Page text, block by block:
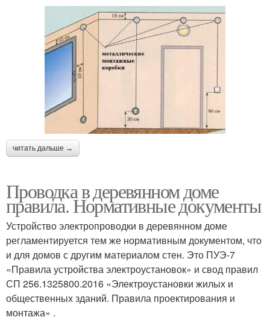
читать дальше →
Проводка в деревянном доме
правила. Нормативные документы
Устройство электропроводки в деревянном доме
регламентируется тем же нормативным документом, что
и для домов с другим материалом стен. Это ПУЭ-7
«Правила устройства электроустановок» и свод правил
СП 256.1325800.2016 «Электроустановки жилых и
общественных зданий. Правила проектирования и
монтажа» .